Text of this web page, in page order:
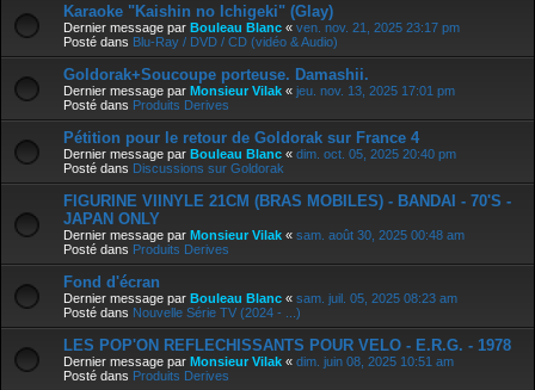
Karaoke "Kaishin no Ichigeki" (Glay)
Dernier message par Bouleau Blanc « ven. nov. 21, 2025 23:17 pm
Posté dans Blu-Ray / DVD / CD (vidéo & Audio)
Goldorak+Soucoupe porteuse. Damashii.
Dernier message par Monsieur Vilak « jeu. nov. 13, 2025 17:01 pm
Posté dans Produits Derives
Pétition pour le retour de Goldorak sur France 4
Dernier message par Bouleau Blanc « dim. oct. 05, 2025 20:40 pm
Posté dans Discussions sur Goldorak
FIGURINE VIINYLE 21CM (BRAS MOBILES) - BANDAI - 70'S -
JAPAN ONLY
Dernier message par Monsieur Vilak « sam. août 30, 2025 00:48 am
Posté dans Produits Derives
Fond d'écran
Dernier message par Bouleau Blanc « sam. juil. 05, 2025 08:23 am
Posté dans Nouvelle Série TV (2024 - ...)
LES POP'ON REFLECHISSANTS POUR VELO - E.R.G. - 1978
Dernier message par Monsieur Vilak « dim. juin 08, 2025 10:51 am
Posté dans Produits Derives